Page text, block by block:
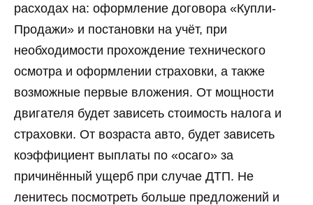
расходах на: оформление договора «Купли-
Продажи» и постановки на учёт, при
необходимости прохождение технического
осмотра и оформлении страховки, а также
возможные первые вложения. От мощности
двигателя будет зависеть стоимость налога и
страховки. От возраста авто, будет зависеть
коэффициент выплаты по «осаго» за
причинённый ущерб при случае ДТП. Не
ленитесь посмотреть больше предложений и